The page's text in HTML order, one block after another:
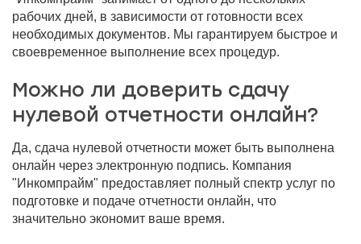
рабочих дней, в зависимости от готовности всех
необходимых документов. Мы гарантируем быстрое и
своевременное выполнение всех процедур.
Можно ли доверить сдачу
нулевой отчетности онлайн?
Да, сдача нулевой отчетности может быть выполнена
онлайн через электронную подпись. Компания
"Инкомпрайм" предоставляет полный спектр услуг по
подготовке и подаче отчетности онлайн, что
значительно экономит ваше время.